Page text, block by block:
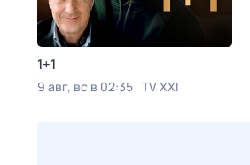
1+1
9 авг, вс в 02:35 TV XXI